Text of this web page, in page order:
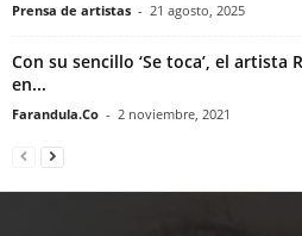
Prensa de artistas - 21 agosto, 2025
Con su sencillo ‘Se toca’, el artista
en...
Farandula.Co - 2 noviembre, 2021